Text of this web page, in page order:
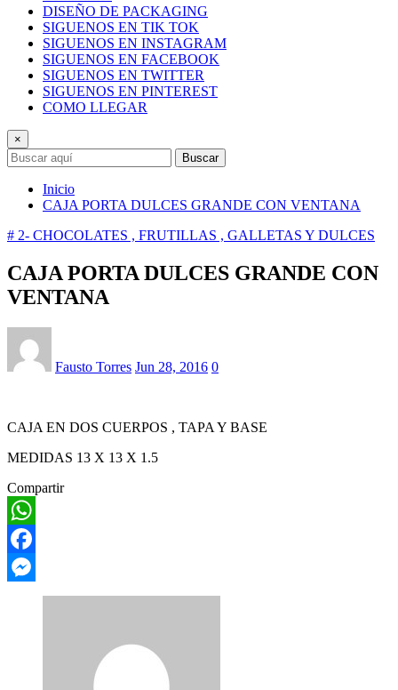
DISEÑO DE PACKAGING
SIGUENOS EN TIK TOK
SIGUENOS EN INSTAGRAM
SIGUENOS EN FACEBOOK
SIGUENOS EN TWITTER
SIGUENOS EN PINTEREST
COMO LLEGAR
×
Buscar
Inicio
CAJA PORTA DULCES GRANDE CON VENTANA
# 2- CHOCOLATES , FRUTILLAS , GALLETAS Y DULCES
CAJA PORTA DULCES GRANDE CON
VENTANA
Fausto Torres Jun 28, 2016 0
CAJA EN DOS CUERPOS , TAPA Y BASE
MEDIDAS 13 X 13 X 1.5
Compartir
WhatsApp
Facebook
Messenger